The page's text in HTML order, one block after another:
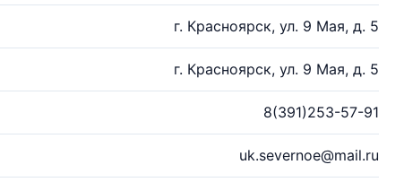
г. Красноярск, ул. 9 Мая, д. 5
г. Красноярск, ул. 9 Мая, д. 5
8(391)253-57-91
uk.severnoe@mail.ru